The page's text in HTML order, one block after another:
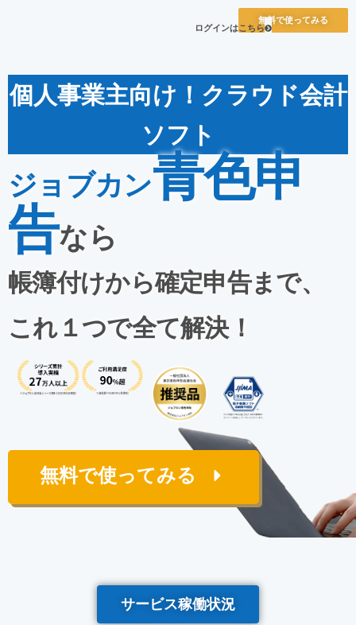
無料で使ってみる
ログインはこちら
個人事業主向け！クラウド会計
ソフト
ジョブカン青色申
告なら
帳簿付けから確定申告まで、
これ１つで全て解決！
無料で使ってみる
サービス稼働状況